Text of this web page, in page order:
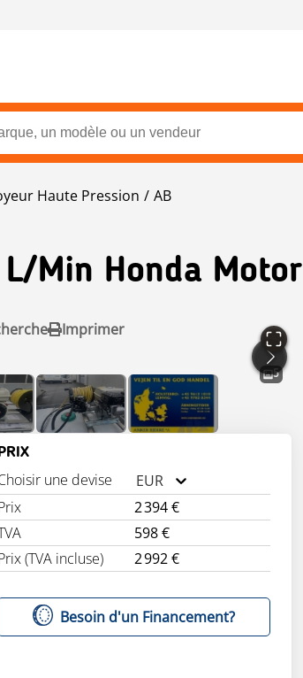
Haute Pression AB
min Honda Motor
Imprimer
5
une devise
EUR
2 394 €
598 €
(TVA incluse)
2 992 €
Besoin d'un Financement?